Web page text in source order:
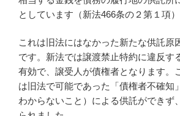
としています（新法466条の２第１項）
これは旧法にはなかった新たな供託原
です。新法では譲渡禁止特約に違反す
有効で、譲受人が債権者となります。
は旧法で可能であった「債権者不確知
わからないこと）による供託ができず